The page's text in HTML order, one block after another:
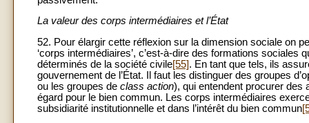
La valeur des corps intermédiaires et l’État
52. Pour élargir cette réflexion sur la dimension sociale on
‘corps intermédiaires’, c’est-à-dire des formations
déterminés de la société civile[55]. En tant que tels, ils
gouvernement de l’État. Il faut les distinguer des groupes
ou les groupes de class action), qui entendent procurer des
égard pour le bien commun. Les corps intermédiaires
subsidiarité institutionnelle et dans l’intérêt du bien commun